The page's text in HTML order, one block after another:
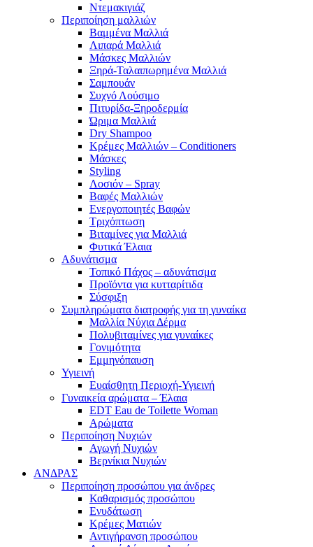
Ντεμακιγιάζ
Περιποίηση μαλλιών
Βαμμένα Μαλλιά
Λιπαρά Μαλλιά
Μάσκες Μαλλιών
Ξηρά-Ταλαιπωρημένα Μαλλιά
Σαμπουάν
Συχνό Λούσιμο
Πιτυρίδα-Ξηροδερμία
Ώριμα Μαλλιά
Dry Shampoo
Κρέμες Μαλλιών – Conditioners
Μάσκες
Styling
Λοσιόν – Spray
Βαφές Μαλλιών
Ενεργοποιητές Βαφών
Τριχόπτωση
Βιταμίνες για Μαλλιά
Φυτικά Έλαια
Αδυνάτισμα
Τοπικό Πάχος – αδυνάτισμα
Προϊόντα για κυτταρίτιδα
Σύσφιξη
Συμπληρώματα διατροφής για τη γυναίκα
Μαλλία Νύχια Δέρμα
Πολυβιταμίνες για γυναίκες
Γονιμότητα
Εμμηνόπαυση
Υγιεινή
Ευαίσθητη Περιοχή-Υγιεινή
Γυναικεία αρώματα – Έλαια
EDT Eau de Toilette Woman
Αρώματα
Περιποίηση Νυχιών
Αγωγή Νυχιών
Βερνίκια Νυχιών
ΑΝΔΡΑΣ
Περιποίηση προσώπου για άνδρες
Καθαρισμός προσώπου
Ενυδάτωση
Κρέμες Ματιών
Αντιγήρανση προσώπου